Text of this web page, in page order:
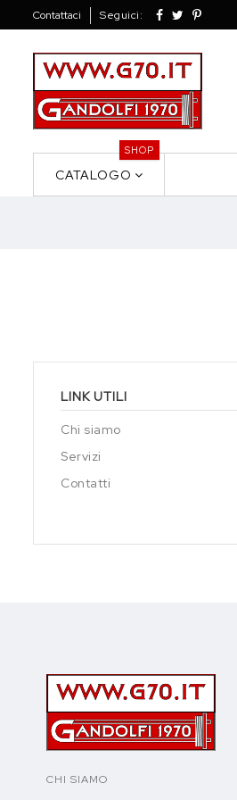
Contattaci Seguici:
CATALOGO
SHOP
LINK UTILI
Chi siamo
Servizi
Contatti
CHI SIAMO